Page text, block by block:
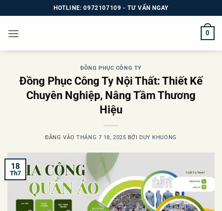
qua
nội
HOTLINE: 0972107109 - TƯ VẤN NGAY
0
ĐỒNG PHỤC CÔNG TY
Đồng Phục Công Ty Nội Thất: Thiết Kế
Chuyên Nghiệp, Nâng Tầm Thương
Hiệu
ĐĂNG VÀOTHÁNG 7 18, 2025 BỞI DUY KHUONG
18
Th7